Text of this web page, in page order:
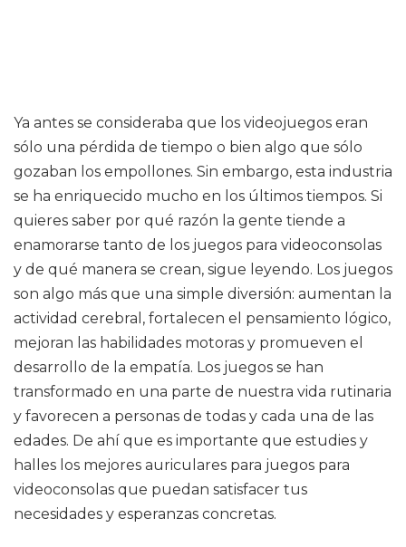
Ya antes se consideraba que los videojuegos eran
sólo una pérdida de tiempo o bien algo que sólo
gozaban los empollones. Sin embargo, esta industria
se ha enriquecido mucho en los últimos tiempos. Si
quieres saber por qué razón la gente tiende a
enamorarse tanto de los juegos para videoconsolas
y de qué manera se crean, sigue leyendo. Los juegos
son algo más que una simple diversión: aumentan la
actividad cerebral, fortalecen el pensamiento lógico,
mejoran las habilidades motoras y promueven el
desarrollo de la empatía. Los juegos se han
transformado en una parte de nuestra vida rutinaria
y favorecen a personas de todas y cada una de las
edades. De ahí que es importante que estudies y
halles los mejores auriculares para juegos para
videoconsolas que puedan satisfacer tus
necesidades y esperanzas concretas.